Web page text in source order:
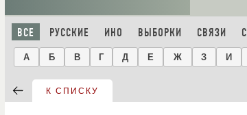
ВСЕ РУССКИЕ ИНО ВЫБОРКИ СВЯЗИ
А Б В Г Д Е Ж З И
К СПИСКУ